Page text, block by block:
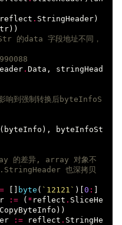
reflect . StringHeader)
))
data 字段地址不同，
. Data ,
stringHead
到强制转换后byteInfoS
( byteInfo ),
byteInfoSt
的差异, array 对象不
也深拷贝
byte ( `12121` )[ 0 :
:= ( * reflect . SliceHe
))
:= reflect . StringHe